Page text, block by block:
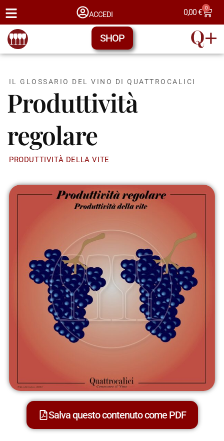
ACCEDI 0,00€ 0
SHOP
IL GLOSSARIO DEL VINO DI QUATTROCALICI
Produttività
regolare
PRODUTTIVITÀ DELLA VITE
Salva questo contenuto come PDF